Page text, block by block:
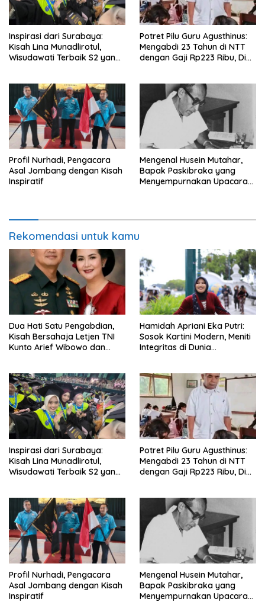
Inspirasi dari Surabaya:
Kisah Lina Munadlirotul,
Wisudawati Terbaik S2 yang
Potret Pilu Guru Agusthinus:
Mengabdi 23 Tahun di NTT
dengan Gaji Rp223 Ribu, Di
Profil Nurhadi, Pengacara
Asal Jombang dengan Kisah
Inspiratif
Mengenal Husein Mutahar,
Bapak Paskibraka yang
Menyempurnakan Upacara
Rekomendasi untuk kamu
Dua Hati Satu Pengabdian,
Kisah Bersahaja Letjen TNI
Kunto Arief Wibowo dan
Hamidah Apriani Eka Putri:
Sosok Kartini Modern, Meniti
Integritas di Dunia
Inspirasi dari Surabaya:
Kisah Lina Munadlirotul,
Wisudawati Terbaik S2 yang
Potret Pilu Guru Agusthinus:
Mengabdi 23 Tahun di NTT
dengan Gaji Rp223 Ribu, Di
Profil Nurhadi, Pengacara
Asal Jombang dengan Kisah
Inspiratif
Mengenal Husein Mutahar,
Bapak Paskibraka yang
Menyempurnakan Upacara